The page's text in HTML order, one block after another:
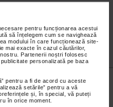
pentru funcționarea acestui
să înțelegem cum se navighează
modului în care funcționează site-
mai exacte în cazul căutărilor,
Partenerii noștri folosesc
personalizată pe baza
pentru a fi de acord cu aceste
setările” pentru a vă
și, în special, vă puteți
în orice moment.
micneobservat.
ul nostru!